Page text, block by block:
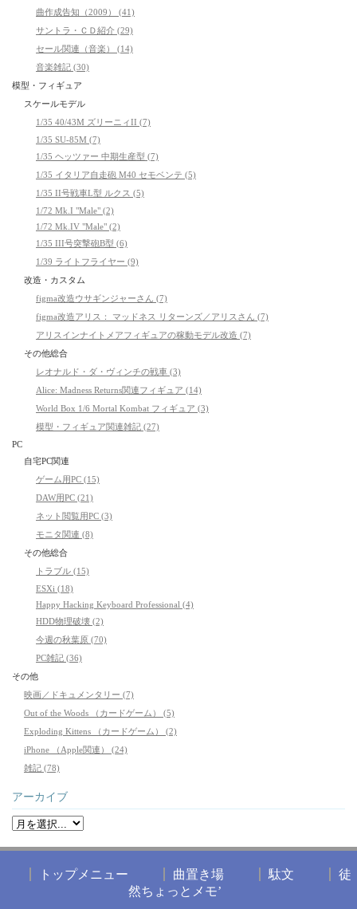
曲作成告知（2009） (41)
サントラ・ＣＤ紹介 (29)
セール関連（音楽） (14)
音楽雑記 (30)
模型・フィギュア
スケールモデル
1/35 40/43M ズリーニィII (7)
1/35 SU-85M (7)
1/35 ヘッツァー 中期生産型 (7)
1/35 イタリア自走砲 M40 セモベンテ (5)
1/35 II号戦車L型 ルクス (5)
1/72 Mk.I "Male" (2)
1/72 Mk.IV "Male" (2)
1/35 III号突撃砲B型 (6)
1/39 ライトフライヤー (9)
改造・カスタム
figma改造ウサギンジャーさん (7)
figma改造アリス： マッドネス リターンズ／アリスさん (7)
アリスインナイトメアフィギュアの稼動モデル改造 (7)
その他総合
レオナルド・ダ・ヴィンチの戦車 (3)
Alice: Madness Returns関連フィギュア (14)
World Box 1/6 Mortal Kombat フィギュア (3)
模型・フィギュア関連雑記 (27)
PC
自宅PC関連
ゲーム用PC (15)
DAW用PC (21)
ネット閲覧用PC (3)
モニタ関連 (8)
その他総合
トラブル (15)
ESXi (18)
Happy Hacking Keyboard Professional (4)
HDD物理破壊 (2)
今週の秋葉原 (70)
PC雑記 (36)
その他
映画／ドキュメンタリー (7)
Out of the Woods （カードゲーム） (5)
Exploding Kittens （カードゲーム） (2)
iPhone （Apple関連） (24)
雑記 (78)
アーカイブ
トップメニュー 曲置き場 駄文
徒
然ちょっとメモ’